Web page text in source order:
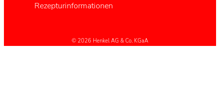
Rezepturinformationen
© 2026 Henkel AG & Co. KGaA